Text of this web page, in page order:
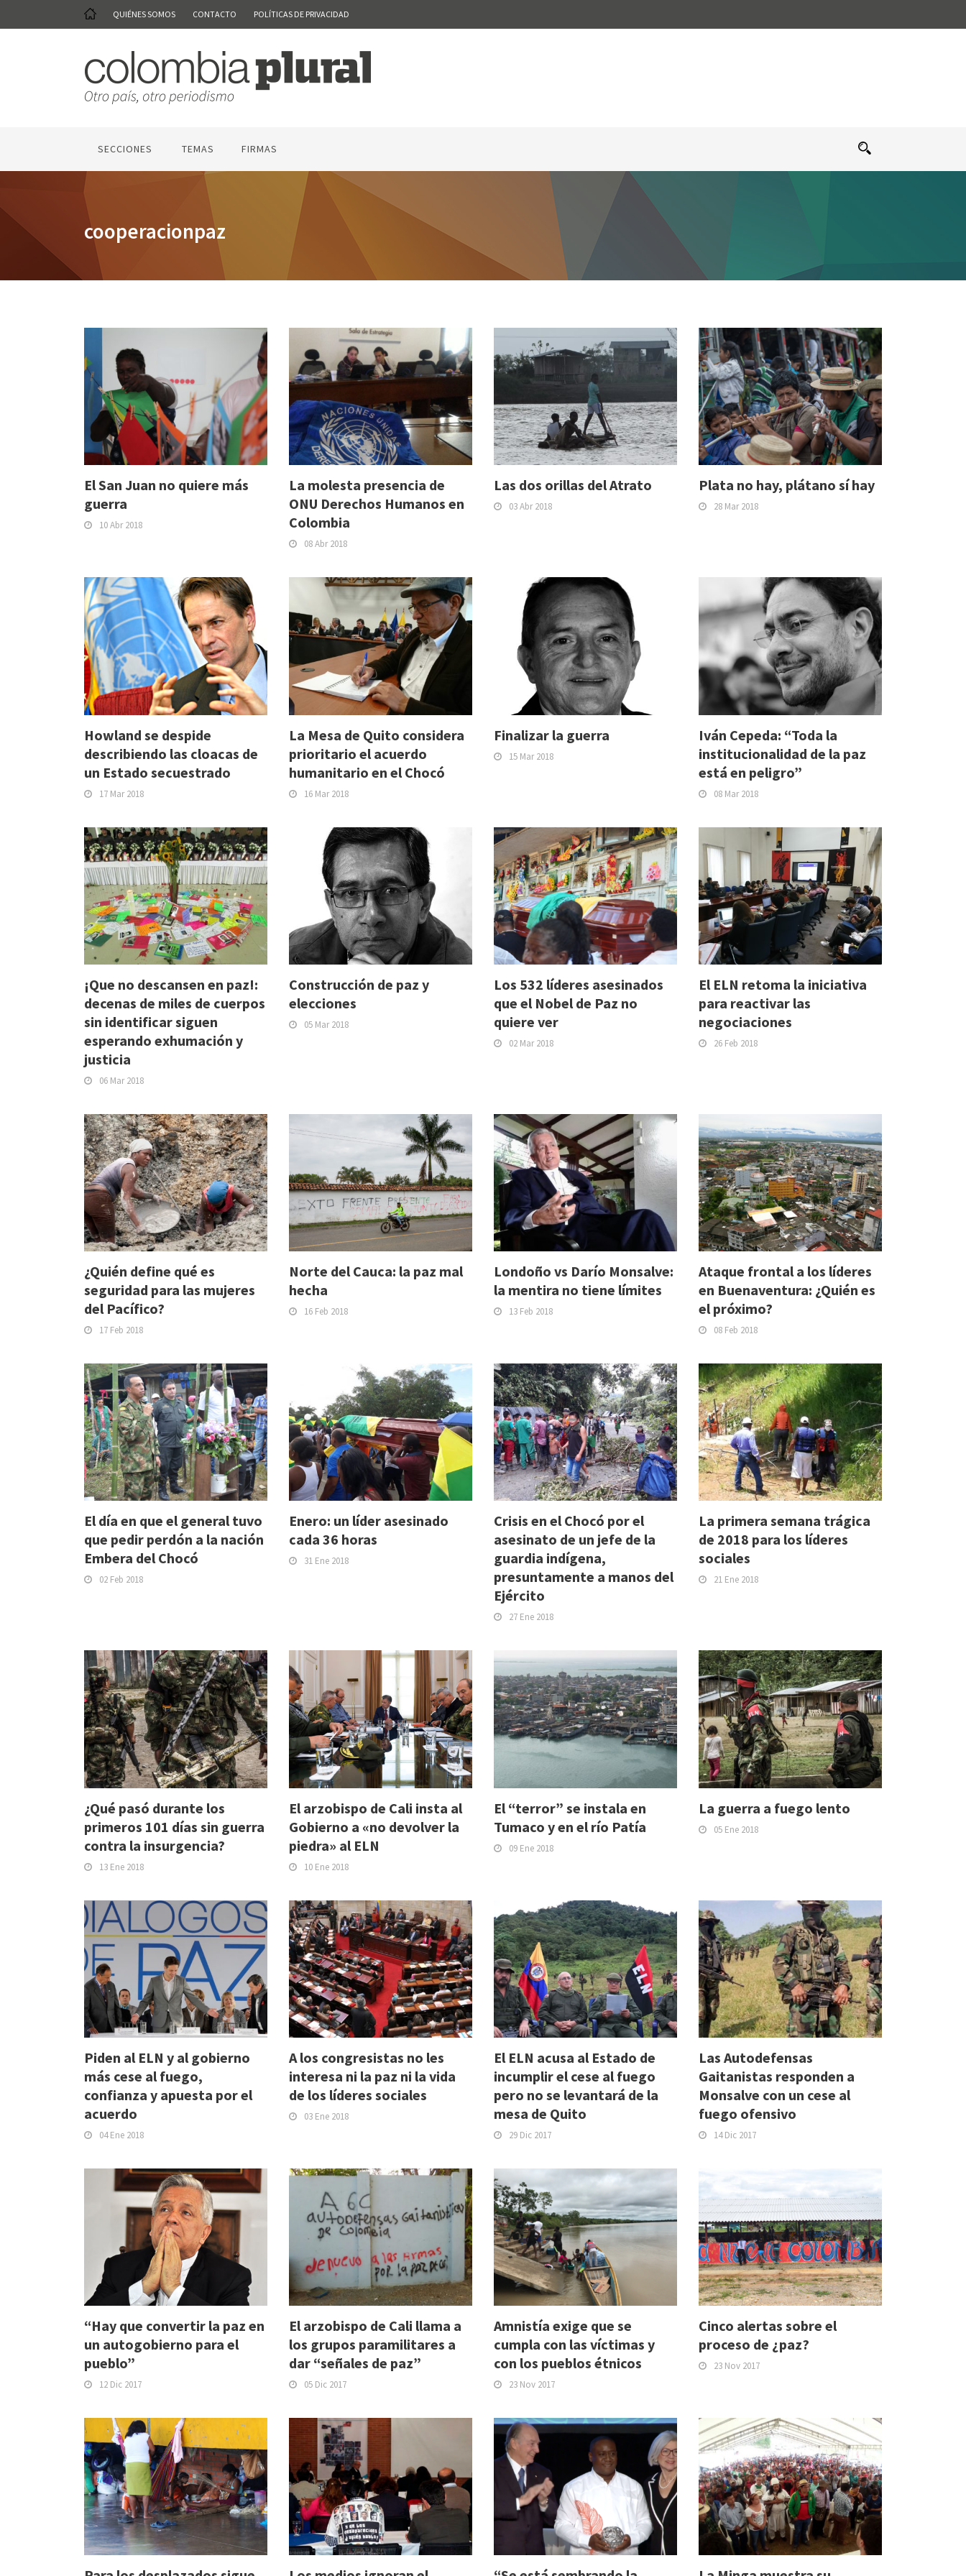
QUIÉNES SOMOS CONTACTO POLÍTICAS DE PRIVACIDAD
SECCIONES TEMAS FIRMAS
cooperacionpaz
El San Juan no quiere más
guerra
10 Abr 2018
La molesta presencia de
ONU Derechos Humanos en
Colombia
08 Abr 2018
Las dos orillas del Atrato
03 Abr 2018
Plata no hay, plátano sí hay
28 Mar 2018
Howland se despide
describiendo las cloacas de
un Estado secuestrado
17 Mar 2018
La Mesa de Quito considera
prioritario el acuerdo
humanitario en el Chocó
16 Mar 2018
Finalizar la guerra
15 Mar 2018
Iván Cepeda: “Toda la
institucionalidad de la paz
está en peligro”
08 Mar 2018
¡Que no descansen en paz!:
decenas de miles de cuerpos
sin identificar siguen
esperando exhumación y
justicia
06 Mar 2018
Construcción de paz y
elecciones
05 Mar 2018
Los 532 líderes asesinados
que el Nobel de Paz no
quiere ver
02 Mar 2018
El ELN retoma la iniciativa
para reactivar las
negociaciones
26 Feb 2018
¿Quién define qué es
seguridad para las mujeres
del Pacífico?
17 Feb 2018
Norte del Cauca: la paz mal
hecha
16 Feb 2018
Londoño vs Darío Monsalve:
la mentira no tiene límites
13 Feb 2018
Ataque frontal a los líderes
en Buenaventura: ¿Quién es
el próximo?
08 Feb 2018
El día en que el general tuvo
que pedir perdón a la nación
Embera del Chocó
02 Feb 2018
Enero: un líder asesinado
cada 36 horas
31 Ene 2018
Crisis en el Chocó por el
asesinato de un jefe de la
guardia indígena,
presuntamente a manos del
Ejército
27 Ene 2018
La primera semana trágica
de 2018 para los líderes
sociales
21 Ene 2018
¿Qué pasó durante los
primeros 101 días sin guerra
contra la insurgencia?
13 Ene 2018
El arzobispo de Cali insta al
Gobierno a «no devolver la
piedra» al ELN
10 Ene 2018
El “terror” se instala en
Tumaco y en el río Patía
09 Ene 2018
La guerra a fuego lento
05 Ene 2018
Piden al ELN y al gobierno
más cese al fuego,
confianza y apuesta por el
acuerdo
04 Ene 2018
A los congresistas no les
interesa ni la paz ni la vida
de los líderes sociales
03 Ene 2018
El ELN acusa al Estado de
incumplir el cese al fuego
pero no se levantará de la
mesa de Quito
29 Dic 2017
Las Autodefensas
Gaitanistas responden a
Monsalve con un cese al
fuego ofensivo
14 Dic 2017
“Hay que convertir la paz en
un autogobierno para el
pueblo”
12 Dic 2017
El arzobispo de Cali llama a
los grupos paramilitares a
dar “señales de paz”
05 Dic 2017
Amnistía exige que se
cumpla con las víctimas y
con los pueblos étnicos
23 Nov 2017
Cinco alertas sobre el
proceso de ¿paz?
23 Nov 2017